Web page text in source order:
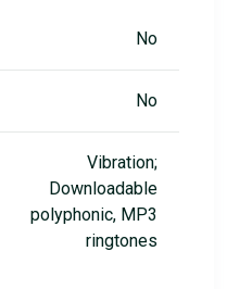
No
No
Vibration;
Downloadable
polyphonic, MP3
ringtones